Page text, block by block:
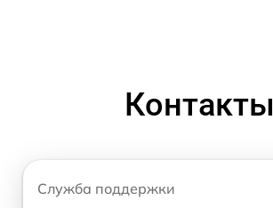
Контакты
Служба поддержки